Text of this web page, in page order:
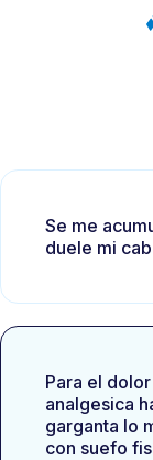
Se me
duele mi
Para el
analgesica
garganta lo
con suefo